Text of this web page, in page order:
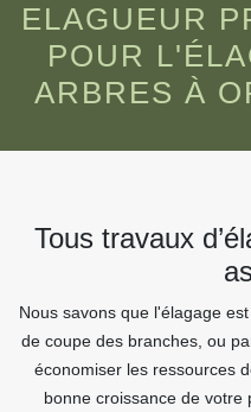
ELAGUEUR
POUR
ARBRES À
Tous travaux
Nous savons que l'élagage
de coupe des branches, ou
économiser les ressources
bonne croissance de votre